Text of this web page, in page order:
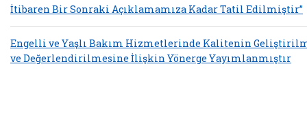
İtibaren Bir Sonraki Açıklamamıza Kadar Tatil Edilmiştir”
Engelli ve Yaşlı Bakım Hizmetlerinde Kalitenin
ve Değerlendirilmesine İlişkin Yönerge Yayımlanmıştır